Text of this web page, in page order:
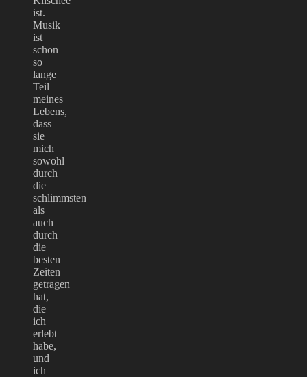
ist.
Musik
ist
schon
so
lange
Teil
meines
Lebens,
dass
sie
mich
sowohl
durch
die
schlimmsten
als
auch
durch
die
besten
Zeiten
getragen
hat,
die
ich
erlebt
habe,
und
ich